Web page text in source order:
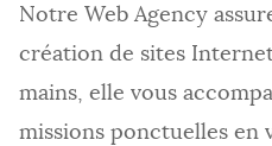
Intranet
Extranet
Site Internet sur mesure
Gestion de contenu
Notre Web Agency
création de sites
mains, elle vous
missions ponctuelles en